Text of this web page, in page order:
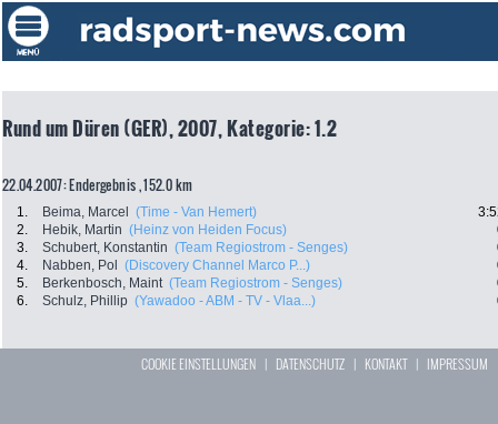
Rund um Düren (GER), 2007, Kategorie: 1.2
22.04.2007: Endergebnis , 152.0 km
1. Beima, Marcel (Time - Van Hemert)
2.
Hebik, Martin (Heinz von Heiden Focus)
3.
Schubert, Konstantin (Team Regiostrom - Senges)
4.
Nabben, Pol (Discovery Channel Marco P...)
5.
Berkenbosch, Maint (Team Regiostrom - Senges)
6.
Schulz, Phillip (Yawadoo - ABM - TV - Vlaa...)
COOKIE EINSTELLUNGEN | DATENSCHUTZ | KONTAKT| IMPRESSUM